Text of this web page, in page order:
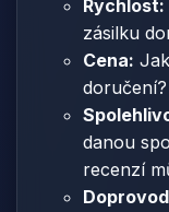
Rychlost:
zásilku
Cena:
danou
recenzí